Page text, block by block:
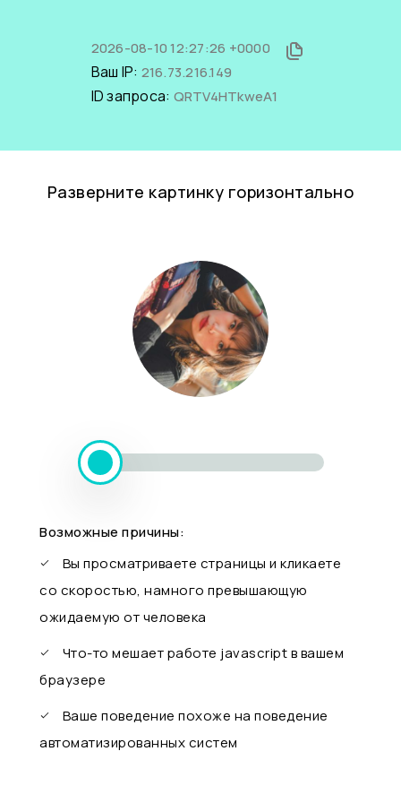
2026-08-10 12:27:26 +0000
Ваш IP: 216.73.216.149
ID запроса: QRTV4HTkweA1
Разверните картинку горизонтально
Возможные причины:
Вы просматриваете страницы и кликаете
со скоростью, намного превышающую
ожидаемую от человека
Что-то мешает работе javascript в вашем
браузере
Ваше поведение похоже на поведение
автоматизированных систем